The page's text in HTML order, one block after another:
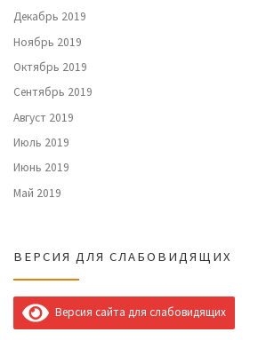
Декабрь 2019
Ноябрь 2019
Октябрь 2019
Сентябрь 2019
Август 2019
Июль 2019
Июнь 2019
Май 2019
ВЕРСИЯ ДЛЯ СЛАБОВИДЯЩИХ
Версия сайта для слабовидящих